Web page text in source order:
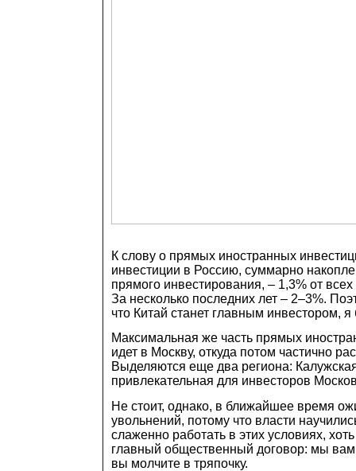
К слову о прямых иностранных
инвестиции в Россию, суммарно
прямого инвестирования, – 1,3% от
За несколько последних лет – 2–3%.
что Китай станет главным инвестором,
Максимальная же часть прямых
идет в Москву, откуда потом частично
Выделяются еще два региона:
привлекательная для инвесторов
Не стоит, однако, в ближайшее время
увольнений, потому что власти
слаженно работать в этих условиях,
главный общественный договор: мы
вы молчите в тряпочку.